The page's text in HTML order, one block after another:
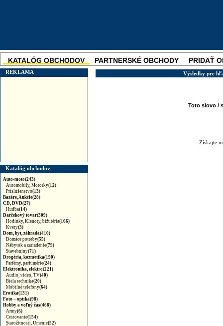
KATALÓG OBCHODOV PARTNERSKÉ OBCHODY
PRIDAŤ
SKUPINOVÉ ZĽAVY NOVINKA
REKLAMA
Katalóg obchodov
Auto-moto(243)
Automobily, Motorky(12)
Príslušenstvo(13)
Bazáre, Aukcie(28)
CD, DVD(27)
Hudba(14)
Darčekový tovar(309)
Hodinky, Klenoty, bižutéria(106)
Kvety(3)
Dom, byt, záhrada(410)
Domáce potreby(55)
Nábytok a zariadenie(79)
Stavebniny(71)
Drogéria, kozmetika(190)
Parfémy, parfumérie(24)
Elektronika, elektro(221)
Audio, video, TV(40)
Biela technika(20)
Mobilné telefóny(64)
Erotika(131)
Foto – optika(98)
Hobby a voľný čas(468)
Army(6)
Cestovanie(154)
Starožitnosti, Umenie(52)
Výsledky pre
Toto slovo /
Získajte